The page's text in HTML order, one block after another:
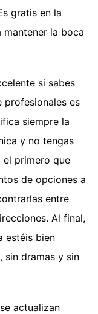
gratis en la
la boca
si sabes
profesionales es
siempre la
y no tengas
el primero que
de opciones a
entre
Al final,
estéis bien
sin dramas y sin
actualizan